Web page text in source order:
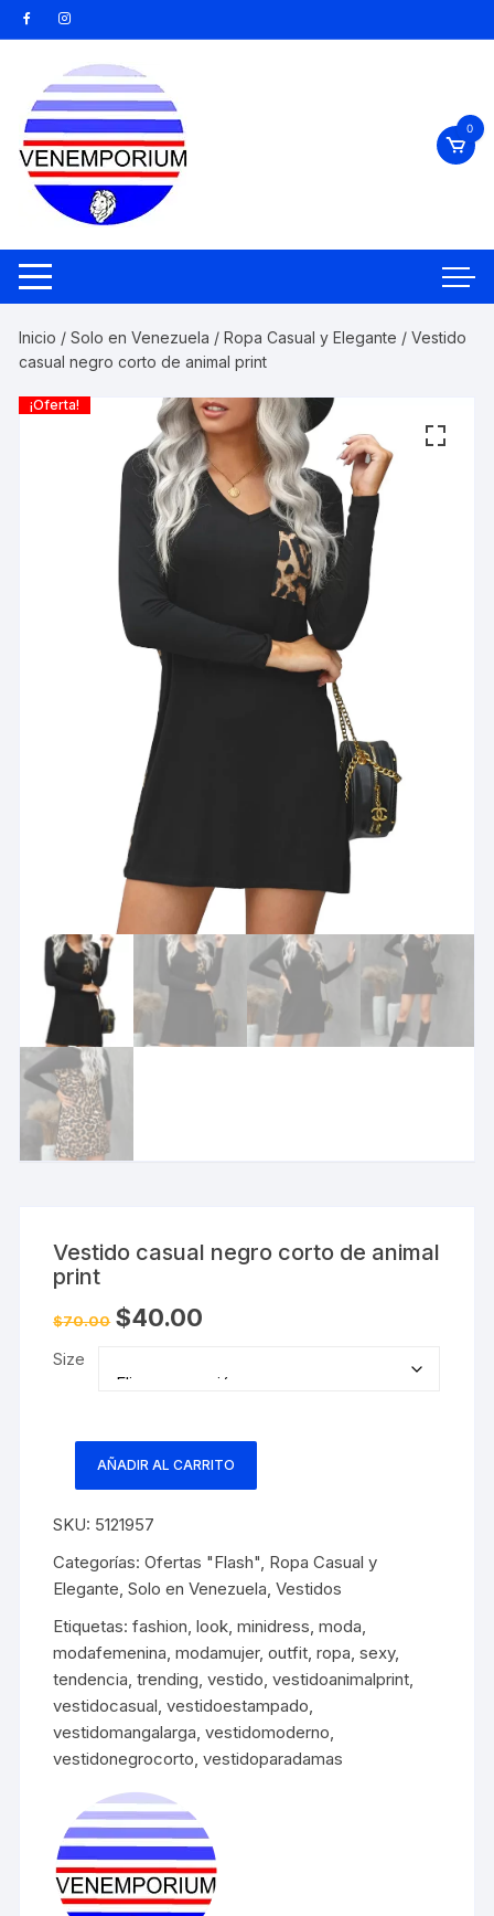
Saltar
al
contenido
0
Inicio /Solo en Venezuela /Ropa Casual y Elegante / Vestido
casual negro corto de animal print
¡Oferta!
Vestido casual negro corto de animal
print
$70.00 El
precio
$70.00.
$40.00
$40.00.
Size
negro
corto
de
print
cantidad
AÑADIR AL CARRITO
SKU: 5121957
Categorías:Ofertas "Flash", Ropa Casual y
Elegante,Solo en Venezuela,Vestidos
Etiquetas:fashion,look,minidress,moda,
modafemenina,modamujer,outfit,ropa,sexy,
tendencia,trending,vestido,vestidoanimalprint,
vestidocasual,vestidoestampado,
vestidomangalarga,vestidomoderno,
vestidonegrocorto,vestidoparadamas